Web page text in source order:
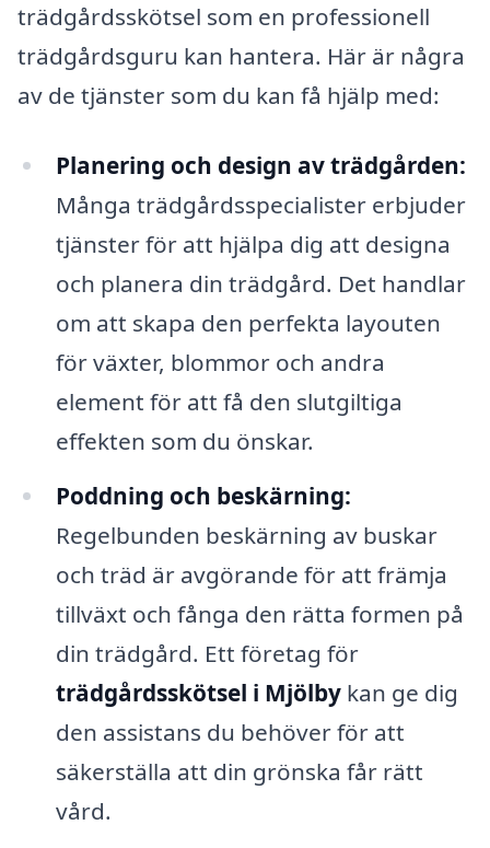
trädgårdsskötsel som en professionell
trädgårdsguru kan hantera. Här är några
av de tjänster som du kan få hjälp med:
Planering och design av trädgården:
Många trädgårdsspecialister erbjuder
tjänster för att hjälpa dig att designa
och planera din trädgård. Det handlar
om att skapa den perfekta layouten
för växter, blommor och andra
element för att få den slutgiltiga
effekten som du önskar.
Poddning och beskärning:
Regelbunden beskärning av buskar
och träd är avgörande för att främja
tillväxt och fånga den rätta formen på
din trädgård. Ett företag för
trädgårdsskötsel i Mjölbykan ge dig
den assistans du behöver för att
säkerställa att din grönska får rätt
vård.